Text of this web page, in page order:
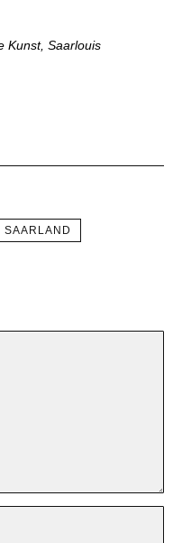
Kunst, Saarlouis
SAARLAND